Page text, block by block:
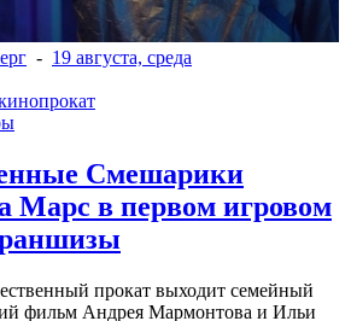
- 19 августа, среда
Смешарики
Марс в первом игровом
прокат выходит семейный
фильм Андрея Мармонтова и Ильи